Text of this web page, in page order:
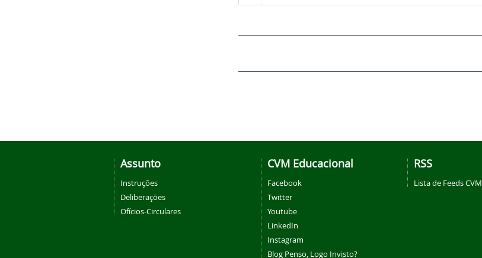
Assunto
Instruções
Deliberações
Ofícios-Circulares
CVM Educacional
Facebook
Twitter
Youtube
LinkedIn
Instagram
Blog Penso, Logo Invisto?
RSS
Lista de Feeds CVM